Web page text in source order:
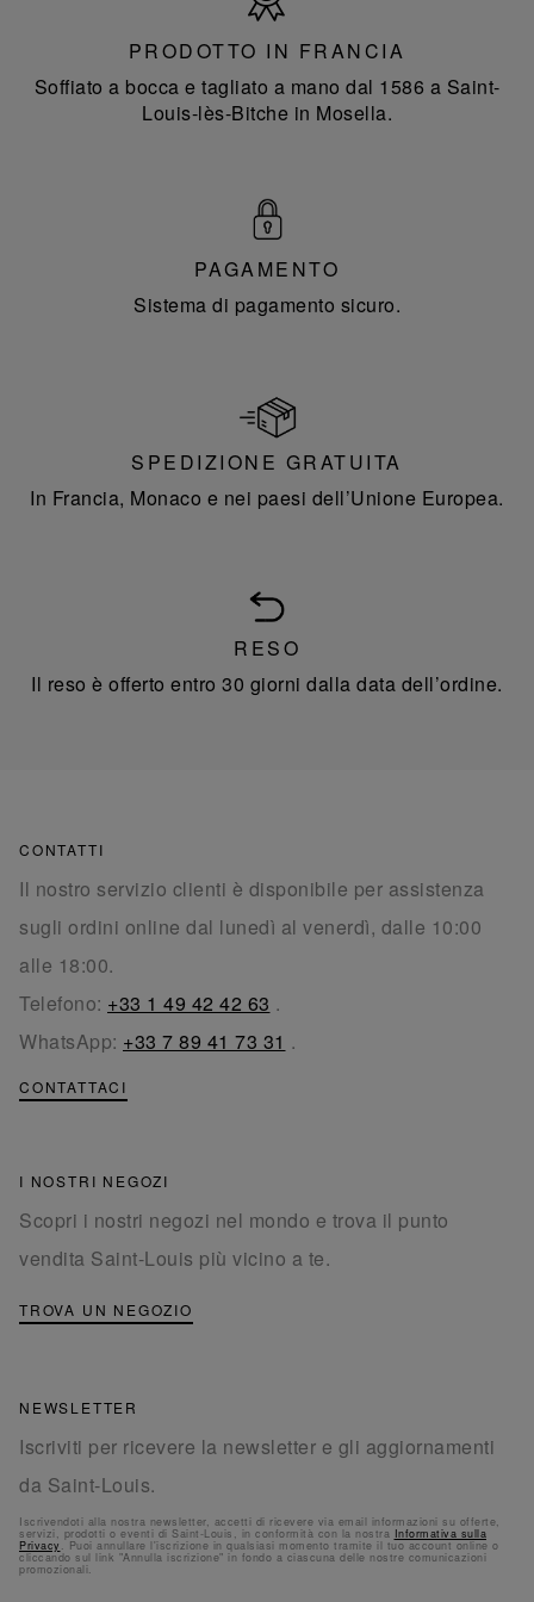
Francia
PRODOTTO IN FRANCIA
Soffiato a bocca e tagliato a mano dal 1586 a Saint-
Louis-lès-Bitche in Mosella.
PAGAMENTO
Sistema di pagamento sicuro.
SPEDIZIONE GRATUITA
In Francia, Monaco e nei paesi dell’Unione Europea.
RESO
Il reso è offerto entro 30 giorni dalla data dell’ordine.
CONTATTI
Il nostro servizio clienti è disponibile per assistenza
sugli ordini online dal lunedì al venerdì, dalle 10:00
alle 18:00.
Telefono: +33 1 49 42 42 63 .
WhatsApp: +33 7 89 41 73 31 .
CONTATTACI
I NOSTRI NEGOZI
Scopri i nostri negozi nel mondo e trova il punto
vendita Saint-Louis più vicino a te.
TROVA UN NEGOZIO
NEWSLETTER
Iscriviti per ricevere la newsletter e gli aggiornamenti
da Saint-Louis.
Iscrivendoti alla nostra newsletter, accetti di ricevere via email informazioni su offerte,
servizi, prodotti o eventi di Saint-Louis, in conformità con la nostra Informativa sulla
Privacy . Puoi annullare l'iscrizione in qualsiasi momento tramite il tuo account online o
cliccando sul link "Annulla iscrizione" in fondo a ciascuna delle nostre comunicazioni
promozionali.